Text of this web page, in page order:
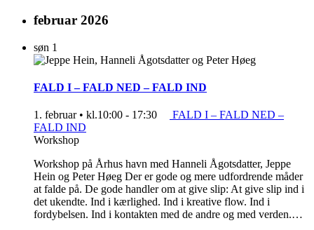
februar 2026
søn 1
FALD I – FALD NED – FALD IND
1. februar • kl.10:00 - 17:30
FALD I – FALD NED –
FALD IND
Workshop
Workshop på Århus havn med Hanneli Ågotsdatter, Jeppe
Hein og Peter Høeg Der er gode og mere udfordrende måder
at falde på. De gode handler om at give slip: At give slip ind i
det ukendte. Ind i kærlighed. Ind i kreative flow. Ind i
fordybelsen. Ind i kontakten med de andre og med verden.…